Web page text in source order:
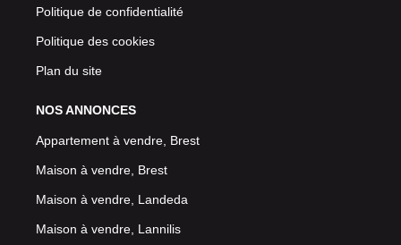
Politique de confidentialité
Politique des cookies
Plan du site
NOS ANNONCES
Appartement à vendre, Brest
Maison à vendre, Brest
Maison à vendre, Landeda
Maison à vendre, Lannilis